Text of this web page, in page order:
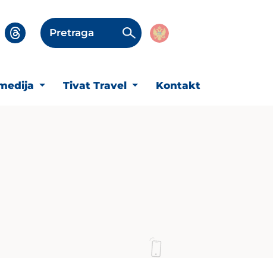
Pretraga
Tivat Travel Kontakt